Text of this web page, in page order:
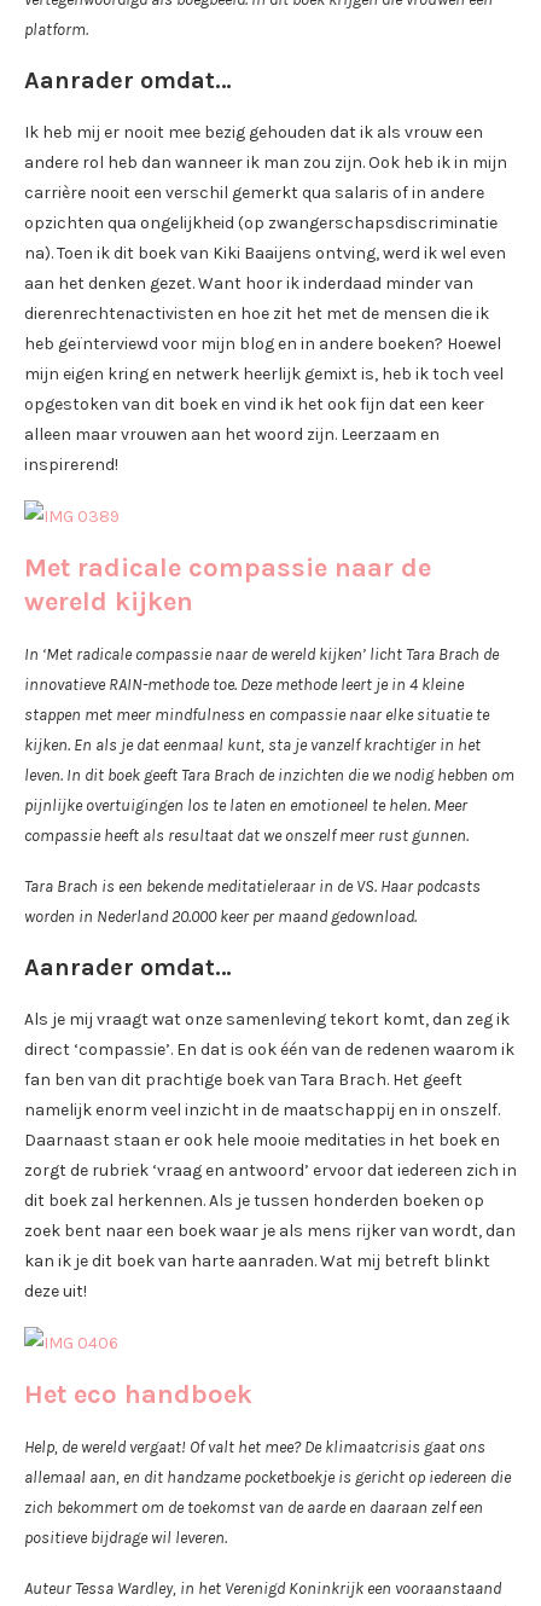
platform.
Aanrader omdat…
Ik heb mij er nooit mee bezig gehouden dat ik als vrouw een
andere rol heb dan wanneer ik man zou zijn. Ook heb ik in mijn
carrière nooit een verschil gemerkt qua salaris of in andere
opzichten qua ongelijkheid (op zwangerschapsdiscriminatie
na). Toen ik dit boek van Kiki Baaijens ontving, werd ik wel even
aan het denken gezet. Want hoor ik inderdaad minder van
dierenrechtenactivisten en hoe zit het met de mensen die ik
heb geïnterviewd voor mijn blog en in andere boeken? Hoewel
mijn eigen kring en netwerk heerlijk gemixt is, heb ik toch veel
opgestoken van dit boek en vind ik het ook fijn dat een keer
alleen maar vrouwen aan het woord zijn. Leerzaam en
inspirerend!
Met radicale compassie naar de
wereld kijken
In ‘Met radicale compassie naar de wereld kijken’ licht Tara Brach de
innovatieve RAIN-methode toe. Deze methode leert je in 4 kleine
stappen met meer mindfulness en compassie naar elke situatie te
kijken. En als je dat eenmaal kunt, sta je vanzelf krachtiger in het
leven. In dit boek geeft Tara Brach de inzichten die we nodig hebben om
pijnlijke overtuigingen los te laten en emotioneel te helen. Meer
compassie heeft als resultaat dat we onszelf meer rust gunnen.
Tara Brach is een bekende meditatieleraar in de VS. Haar podcasts
worden in Nederland 20.000 keer per maand gedownload.
Aanrader omdat…
Als je mij vraagt wat onze samenleving tekort komt, dan zeg ik
direct ‘compassie’. En dat is ook één van de redenen waarom ik
fan ben van dit prachtige boek van Tara Brach. Het geeft
namelijk enorm veel inzicht in de maatschappij en in onszelf.
Daarnaast staan er ook hele mooie meditaties in het boek en
zorgt de rubriek ‘vraag en antwoord’ ervoor dat iedereen zich in
dit boek zal herkennen. Als je tussen honderden boeken op
zoek bent naar een boek waar je als mens rijker van wordt, dan
kan ik je dit boek van harte aanraden. Wat mij betreft blinkt
deze uit!
Het eco handboek
Help, de wereld vergaat! Of valt het mee? De klimaatcrisis gaat ons
allemaal aan, en dit handzame pocketboekje is gericht op iedereen die
zich bekommert om de toekomst van de aarde en daaraan zelf een
positieve bijdrage wil leveren.
Auteur Tessa Wardley, in het Verenigd Koninkrijk een vooraanstaand